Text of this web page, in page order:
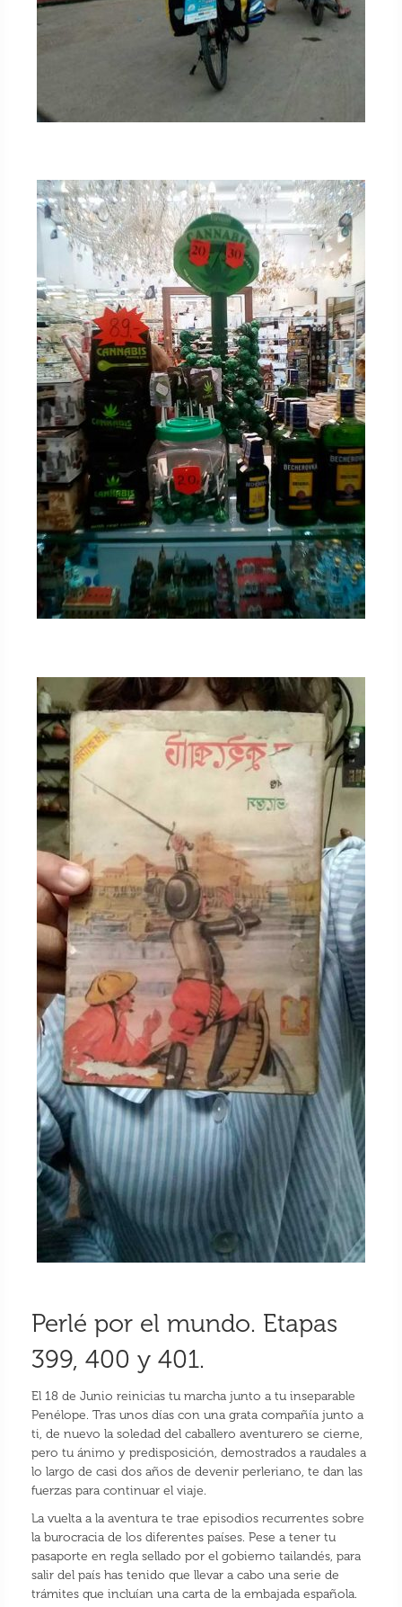
Perlé por el mundo. Etapas
399, 400 y 401.
El 18 de Junio reinicias tu marcha junto a tu inseparable
Penélope. Tras unos días con una grata compañía junto a
ti, de nuevo la soledad del caballero aventurero se cierne,
pero tu ánimo y predisposición, demostrados a raudales a
lo largo de casi dos años de devenir perleriano, te dan las
fuerzas para continuar el viaje.
La vuelta a la aventura te trae episodios recurrentes sobre
la burocracia de los diferentes países. Pese a tener tu
pasaporte en regla sellado por el gobierno tailandés, para
salir del país has tenido que llevar a cabo una serie de
trámites que incluían una carta de la embajada española.